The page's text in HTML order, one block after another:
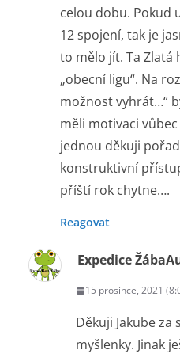
celou dobu. Pokud
12 spojení, tak je
to mělo jít. Ta Zlatá
„obecní ligu“. Na
možnost vyhrát…“
měli motivaci
jednou děkuji
konstruktivní
příští rok chytne….
Reagovat
Expedice Žába
15 prosince, 2021
Děkuji Jakube
myšlenky. Jinak